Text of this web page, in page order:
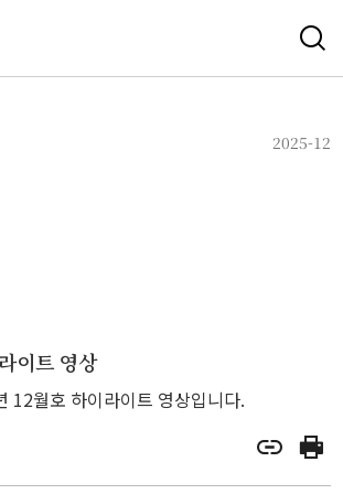
2025-12
이트 영상
12월호 하이라이트 영상입니다.